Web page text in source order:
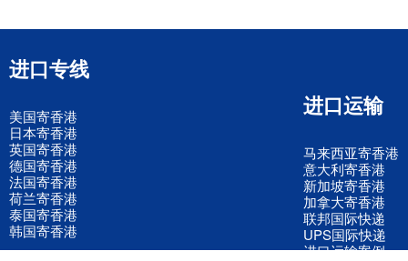
进口专线
美国寄香港
日本寄香港
英国寄香港
德国寄香港
法国寄香港
荷兰寄香港
泰国寄香港
韩国寄香港
进口运输
马来西亚寄香港
意大利寄香港
新加坡寄香港
加拿大寄香港
联邦国际快递
UPS国际快递
进口运输案例